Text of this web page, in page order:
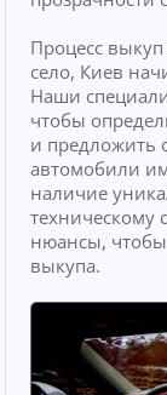
Процесс
село, Киев
Наши
чтобы
и предложить
автомобили
наличие
техническому
нюансы,
выкупа.